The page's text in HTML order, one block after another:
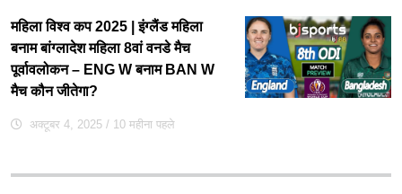
महिला विश्व कप 2025 | इंग्लैंड महिला
बनाम बांग्लादेश महिला 8वां वनडे मैच
पूर्वावलोकन – ENG W बनाम BAN W
मैच कौन जीतेगा?
अक्टूबर 4, 2025 / 10 महीना पहले